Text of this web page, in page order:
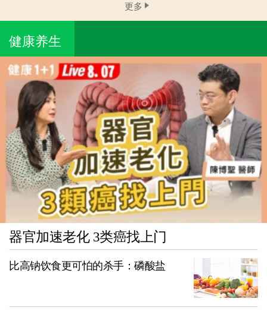
更多
健康养生
器官加速老化 3类癌找上门
比高钠饮食更可怕的杀手：磷酸盐